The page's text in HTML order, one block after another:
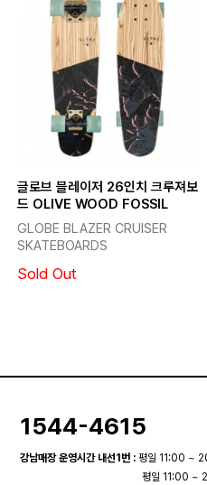
글로브 블레이저 26인치 크루져보
드 OLIVE WOOD FOSSIL
GLOBE BLAZER CRUISER
SKATEBOARDS
Sold Out
1544-4615
강남매장 운영시간 내선1번 : 평일 11:00 ~
평일 11:00 ~